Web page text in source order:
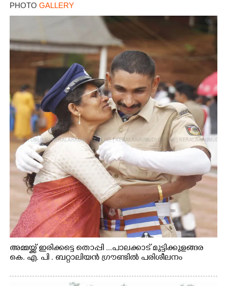
PHOTO GALLERY
അമ്മയ്ക്ക് ഇരിക്കട്ടെ തൊപ്പി ...പാലക്കാട് മുട്ടിക്കുളങ്ങര
കെ. എ. പി . ബറ്റാലിയൻ ഗ്രൗണ്ടിൽ പരിശീലനം